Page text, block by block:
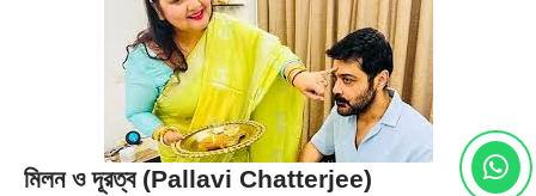
মিলন ও দূরত্ব (Pallavi Chatterjee)